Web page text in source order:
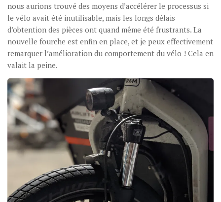
nous aurions trouvé des moyens d’accélérer le processus si
le vélo avait été inutilisable, mais les longs délais
d’obtention des pièces ont quand même été frustrants. La
nouvelle fourche est enfin en place, et je peux effectivement
remarquer l’amélioration du comportement du vélo ! Cela en
valait la peine.